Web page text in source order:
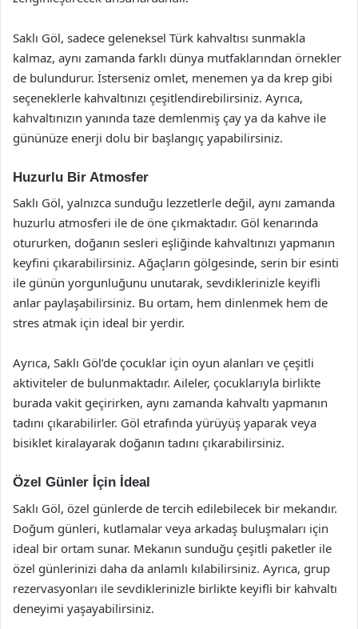
Saklı Göl, sadece geleneksel Türk kahvaltısı sunmakla
kalmaz, aynı zamanda farklı dünya mutfaklarından örnekler
de bulundurur. İsterseniz omlet, menemen ya da krep gibi
seçeneklerle kahvaltınızı çeşitlendirebilirsiniz. Ayrıca,
kahvaltınızın yanında taze demlenmiş çay ya da kahve ile
gününüze enerji dolu bir başlangıç yapabilirsiniz.
Huzurlu Bir Atmosfer
Saklı Göl, yalnızca sunduğu lezzetlerle değil, aynı zamanda
huzurlu atmosferi ile de öne çıkmaktadır. Göl kenarında
otururken, doğanın sesleri eşliğinde kahvaltınızı yapmanın
keyfini çıkarabilirsiniz. Ağaçların gölgesinde, serin bir esinti
ile günün yorgunluğunu unutarak, sevdiklerinizle keyifli
anlar paylaşabilirsiniz. Bu ortam, hem dinlenmek hem de
stres atmak için ideal bir yerdir.
Ayrıca, Saklı Göl’de çocuklar için oyun alanları ve çeşitli
aktiviteler de bulunmaktadır. Aileler, çocuklarıyla birlikte
burada vakit geçirirken, aynı zamanda kahvaltı yapmanın
tadını çıkarabilirler. Göl etrafında yürüyüş yaparak veya
bisiklet kiralayarak doğanın tadını çıkarabilirsiniz.
Özel Günler İçin İdeal
Saklı Göl, özel günlerde de tercih edilebilecek bir mekandır.
Doğum günleri, kutlamalar veya arkadaş buluşmaları için
ideal bir ortam sunar. Mekanın sunduğu çeşitli paketler ile
özel günlerinizi daha da anlamlı kılabilirsiniz. Ayrıca, grup
rezervasyonları ile sevdiklerinizle birlikte keyifli bir kahvaltı
deneyimi yaşayabilirsiniz.